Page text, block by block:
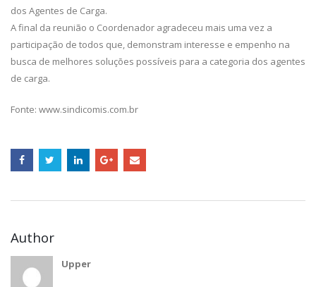
dos Agentes de Carga.
A final da reunião o Coordenador agradeceu mais uma vez a
participação de todos que, demonstram interesse e empenho na
busca de melhores soluções possíveis para a categoria dos agentes
de carga.
Fonte: www.sindicomis.com.br
Author
Upper